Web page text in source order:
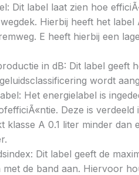
Dit label laat zien hoe
Hierbij heeft het label
E heeft hierbij een
in dB: Dit label geeft
wordt
Het energielabel is
Deze is verdeeld
klasse A 0.1 liter minder dan
Dit label geeft de
met de band aan. Hiervoor